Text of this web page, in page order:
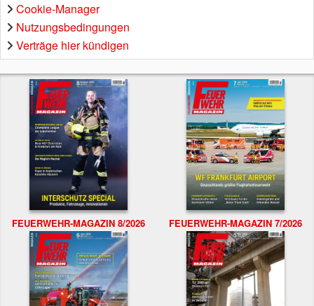
Cookie-Manager
Nutzungsbedingungen
Verträge hier kündigen
FEUERWEHR-MAGAZIN 8/2026 FEUERWEHR-MAGAZIN 7/2026